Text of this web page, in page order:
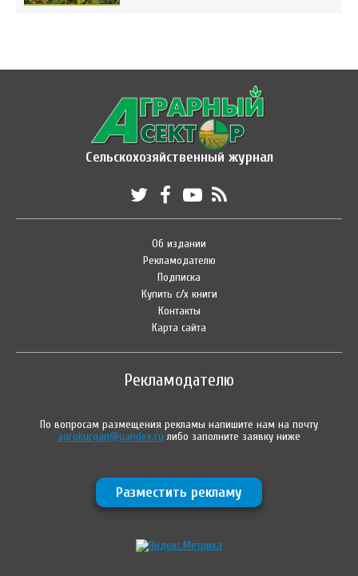
Сельскохозяйственный журнал
Об издании
Рекламодателю
Подписка
Купить с/х книги
Контакты
Карта сайта
Рекламодателю
По вопросам размещения рекламы напишите нам на почту
agrokurgan@yandex.ru либо заполните заявку ниже
Разместить рекламу